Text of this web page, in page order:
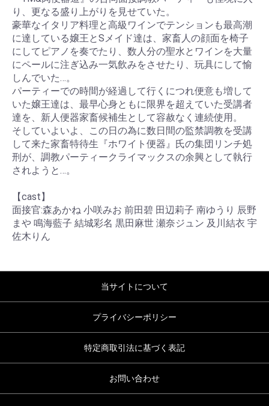
り、更なる盛り上がりを見せていた。
豪華なイタリア料理と高級ワインでテンションも最高潮
に達している嬢王とSメイド達は、家畜人の顔面を椅子
にしてピアノを奏でたり、数人分の聖水とワインを大量
にペールに注ぎ込み一気飲みをさせたり、玩具にして愉
しんでいた…。
パーティーでの時間が経過して行くにつれ便意も増して
いた嬢王達は、最早心身ともに限界を超えていた受講者
達を、新人便器家畜候補生として容赦なく連続使用。
そしていよいよ、この日の為に数日間の監禁調教を受講
して来た家畜特待生『ホワイト便器』氏の集団リンチ処
刑が、調教パーティークライマックスの余興として執行
されようと…。
【cast】
面接官:森あかね 小咲みお 前田碧 田辺莉子 南ゆうり 辰野
まや 鳴海藍子 結城彩名 黒田麻世 瀬奈ジュン 及川結衣 宇
佐木りん
当サイトについて
プライバシーポリシー
特定商取引法に基づく表記
お問い合わせ